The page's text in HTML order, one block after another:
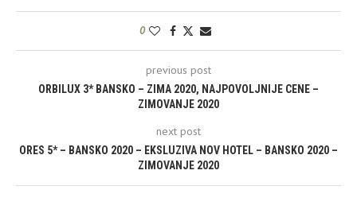
0
previous post
ORBILUX 3* BANSKO – ZIMA 2020, NAJPOVOLJNIJE CENE –
ZIMOVANJE 2020
next post
ORES 5* – BANSKO 2020 – EKSLUZIVA NOV HOTEL – BANSKO 2020 –
ZIMOVANJE 2020